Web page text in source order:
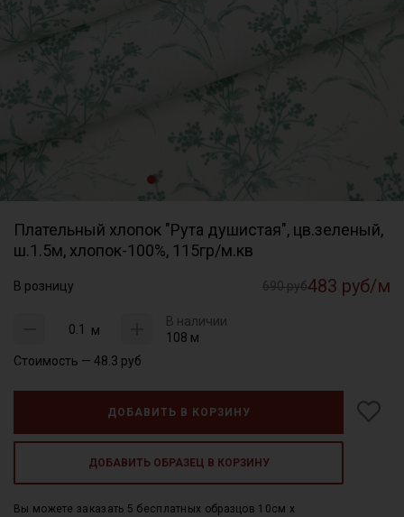
Плательный хлопок "Рута душистая", цв.зеленый,
ш.1.5м, хлопок-100%, 115гр/м.кв
В розницу 690 руб483 руб/м
м
В наличии
108 м
Стоимость — 48.3 руб
ДОБАВИТЬ В КОРЗИНУ
ДОБАВИТЬ ОБРАЗЕЦ В КОРЗИНУ
Вы можете заказать 5 бесплатных образцов 10см x